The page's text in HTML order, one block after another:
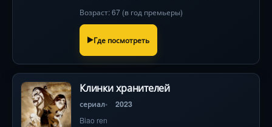
страх становится оружием монстра.
Возраст: 67 (в год премьеры)
Где посмотреть
Клинки хранителей
сериал 2023
Biao ren